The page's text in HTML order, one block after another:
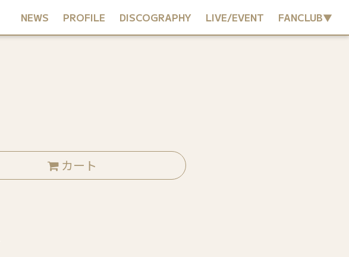
NEWS PROFILE DISCOGRAPHY LIVE/EVENT FANCLUB▼
カート